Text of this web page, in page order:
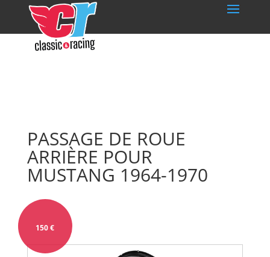
PASSAGE DE ROUE
ARRIÈRE POUR
MUSTANG 1964-1970
150€